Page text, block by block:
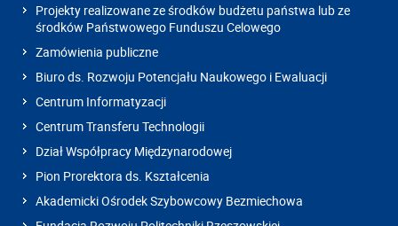
Projekty realizowane ze środków budżetu państwa lub ze
środków Państwowego Funduszu Celowego
Zamówienia publiczne
Biuro ds. Rozwoju Potencjału Naukowego i Ewaluacji
Centrum Informatyzacji
Centrum Transferu Technologii
Dział Współpracy Międzynarodowej
Pion Prorektora ds. Kształcenia
Akademicki Ośrodek Szybowcowy Bezmiechowa